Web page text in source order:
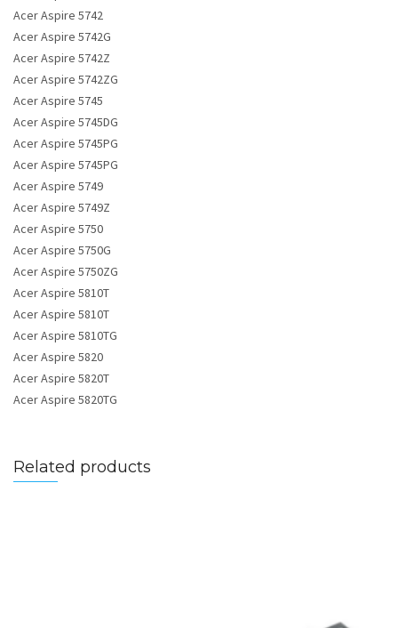
Acer Aspire 5742
Acer Aspire 5742G
Acer Aspire 5742Z
Acer Aspire 5742ZG
Acer Aspire 5745
Acer Aspire 5745DG
Acer Aspire 5745PG
Acer Aspire 5745PG
Acer Aspire 5749
Acer Aspire 5749Z
Acer Aspire 5750
Acer Aspire 5750G
Acer Aspire 5750ZG
Acer Aspire 5810T
Acer Aspire 5810T
Acer Aspire 5810TG
Acer Aspire 5820
Acer Aspire 5820T
Acer Aspire 5820TG
Related products